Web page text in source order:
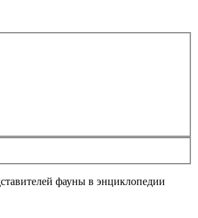
фауны в энциклопедии